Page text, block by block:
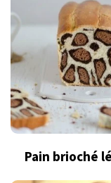
Pain brioché